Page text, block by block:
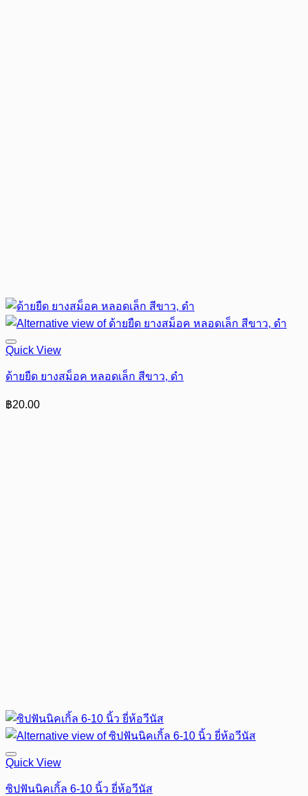
Quick View
ด้ายยืด ยางสม็อค หลอดเล็ก สีขาว, ดำ
฿20.00
Quick View
ซิปฟันนิคเกิ้ล 6-10 นิ้ว ยี่ห้อวีนัส